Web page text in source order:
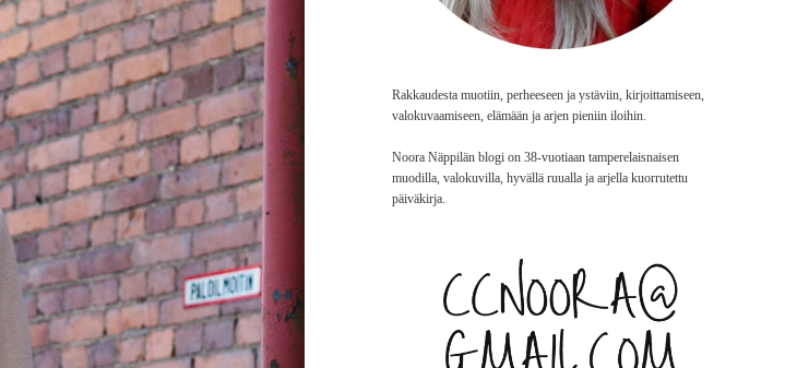
Rakkaudesta muotiin, perheeseen ja ystäviin, kirjoittamiseen,
valokuvaamiseen, elämään ja arjen pieniin iloihin.
Noora Näppilän blogi on 38-vuotiaan tamperelaisnaisen
muodilla, valokuvilla, hyvällä ruualla ja arjella kuorrutettu
päiväkirja.